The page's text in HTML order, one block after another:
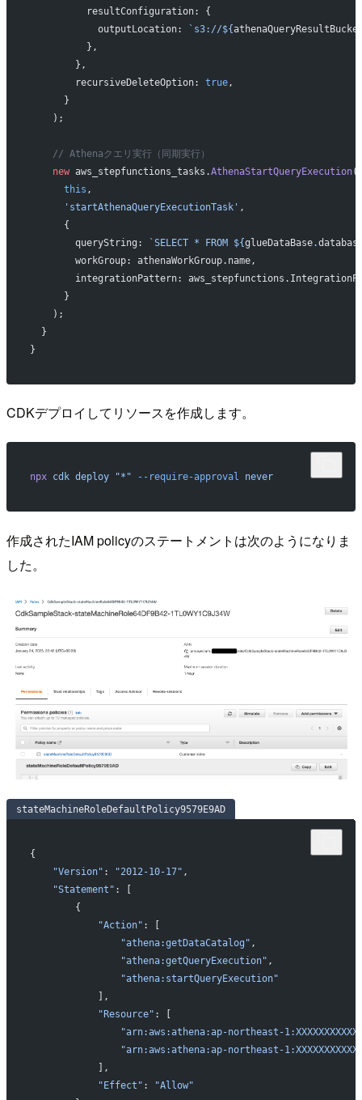
          resultConfiguration: {
            outputLocation:
`s3://${
          },
        },
        recursiveDeleteOption:
true,
      }
    );
    // Athenaクエリ実行（同期実行）
    new
aws_stepfunctions_tasks.AthenaStartQueryExecution(
      this
,
      'startAthenaQueryExecutionTask'
,
      {
        queryString:
`SELECT * FROM ${glueDataBase.
        workGroup: athenaWorkGroup.name,
integrationPattern:
      }
    );
  }
}
CDKデプロイしてリソースを作成します。
npx cdk deploy "*" --require-approval never
作成されたIAM policyのステートメントは次のようになりま
した。
stateMachineRoleDefaultPolicy9579E9AD
{
    "Version"
: "2012-10-17" ,
    "Statement"
: [
        {
            "Action"
: [
                "athena:getDataCatalog"
,
                "athena:getQueryExecution"
,
                "athena:startQueryExecution"
            ],
            "Resource"
: [
"arn:aws:athena:ap-northeast-
"arn:aws:athena:ap-northeast-
            ],
            "Effect"
:
"Allow"